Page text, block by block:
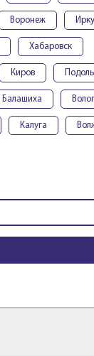
Воронеж
Хабаровск
Киров
Балашиха
Калуга